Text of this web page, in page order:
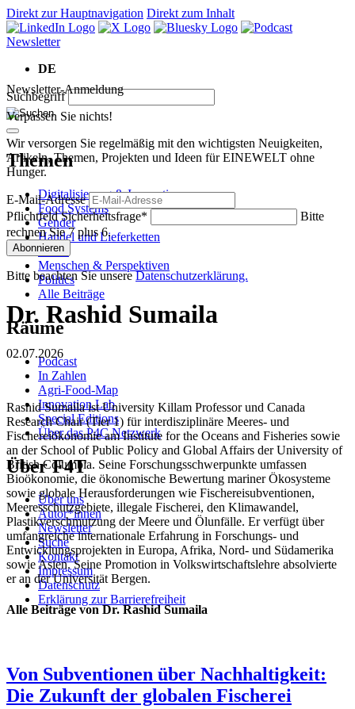
Direkt zur Hauptnavigation Direkt zum Inhalt
Newsletter
DE
Suchbegriff
Themen
Digitalisierung & Innovation
Food Systems
Gender
Handel und Lieferketten
Klima
Menschen & Perspektiven
Politics
Alle Beiträge
Räume
Podcast
In Zahlen
Agri-Food-Map
Innovation Lab
Special Editions
Über das P4C Netzwerk
Über F4T
Über uns
Autor*innen
Newsletter
Suche
Kontakt
Impressum
Datenschutz
Erklärung zur Barrierefreiheit
Newsletter-Anmeldung
Verpassen Sie nichts!
Wir versorgen Sie regelmäßig mit den wichtigsten Neuigkeiten,
Artikeln, Themen, Projekten und Ideen für EINEWELT ohne
Hunger.
E-Mail-Adresse
PflichtfeldSicherheitsfrage*
Bitte
rechnen Sie 7 plus 6.
Abonnieren
Bitte beachten Sie unsereDatenschutzerklärung.
Dr. Rashid Sumaila
02.07.2026
Rashid Sumaila ist University Killam Professor und Canada
Research Chair (Tier 1) für interdisziplinäre Meeres- und
Fischereiökonomie am Institute for the Oceans and Fisheries sowie
an der School of Public Policy and Global Affairs der University of
British Columbia. Seine Forschungsschwerpunkte umfassen
Bioökonomie, die ökonomische Bewertung mariner Ökosysteme
sowie globale Herausforderungen wie Fischereisubventionen,
Meeresschutzgebiete, illegale Fischerei, den Klimawandel,
Plastikverschmutzung der Meere und Ölunfälle. Er verfügt über
umfangreiche internationale Erfahrung in Forschungs- und
Entwicklungsprojekten in Europa, Afrika, Nord- und Südamerika
sowie Asien. Seine Promotion in Volkswirtschaftslehre absolvierte
er an der Universität Bergen.
Alle Beiträge von Dr. Rashid Sumaila
Von Subventionen über Nachhaltigkeit:
Die Zukunft der globalen Fischerei